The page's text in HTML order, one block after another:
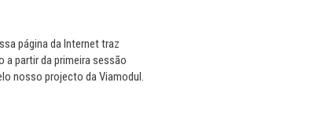
página da Internet traz
a partir da primeira sessão
nosso projecto da Viamodul.